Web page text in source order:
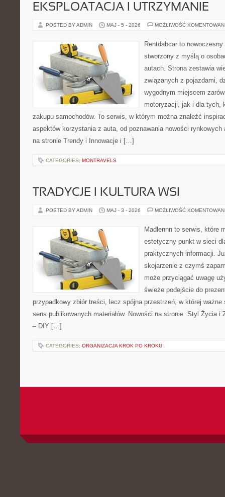
EKSPLOATACJA I UTRZYMANIE
POSTED BY ADMIN MAJ - 5 - 2026 MOŻLIWOŚĆ
Rentdabcar to
stworzony z myślą o
autach. Strona zestawia
związanych z pojazdami,
wygodnym miejscem
motoryzacji, jak i dla tych,
zakupu samochodów. To serwis, w którym można znaleźć
aspektów korzystania z auta, od poznawania nowości
na stronie Trendy i Innowacje i […]
CATEGORIES: MONTRAVELS
TRADYCJE I KULTURA WSI
POSTED BY ADMIN MAJ - 3 - 2026 MOŻLIWOŚĆ
Madlennn to serwis, które
estetyczny punkt w sieci
praktycznych informacji.
skojarzenie z czymś
może przyciągać uwagę
świeże podejście do
przypadkowy zbiór treści, lecz spójna przestrzeń, w której
sens publikowanych materiałów. Nowości na stronie: Styl Życia i
– DIY […]
CATEGORIES: ORGANIZACJA KROK PO KROKU